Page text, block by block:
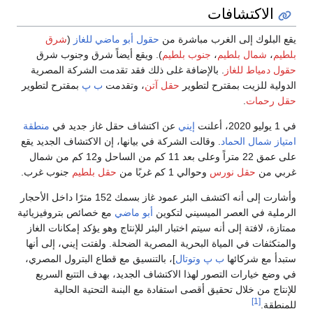
الاكتشافات
يقع البلوك إلى الغرب مباشرة من حقول أبو ماضي للغاز (شرق
بلطيم، شمال بلطيم، جنوب بلطيم). ويقع أيضاً شرق وجنوب شرق
حقول دمياط للغاز
. بالإضافة غلى ذلك فقد تقدمت الشركة المصرية
الدولية للزيت بمقترح لتطوير حقل آتن، وتقدمت ب پ بمقترح لتطوير
حقل رحمات
في 1 يوليو 2020، أعلنت إيني عن اكتشاف حقل غاز جديد في منطقة
امتياز شمال الحماد
. وقالت الشركة في بيانها، إن الاكتشاف الجديد يقع
على عمق 22 متراً وعلى بعد 11 كم من الساحل و12 كم من شمال
غربي من حقل نورس وحوالي 1 كم غربًا من حقل بلطيم جنوب غرب.
وأشارت إلى أنه اكتشف البئر عمود غاز بسمك 152 مترًا داخل الأحجار
الرملية في العصر الميسيني لتكوين أبو ماضي مع خصائص بتروفيزيائية
ممتازة، لافتة إلى أنه سيتم اختبار البئر للإنتاج وهو يؤكد إمكانات الغاز
والمتكثفات في المياة البحرية المصرية الضحلة. ولفتت إيني، إلى أنها
ستبدأ مع شركائها ب پ وتوتال]، بالتنسيق مع قطاع البترول المصري،
في وضع خيارات التصور لهذا الاكتشاف الجديد، بهدف التتبع السريع
للإنتاج من خلال تحقيق أقصى استفادة مع البنىة التحتية الحالية
للمنطقة. [1]